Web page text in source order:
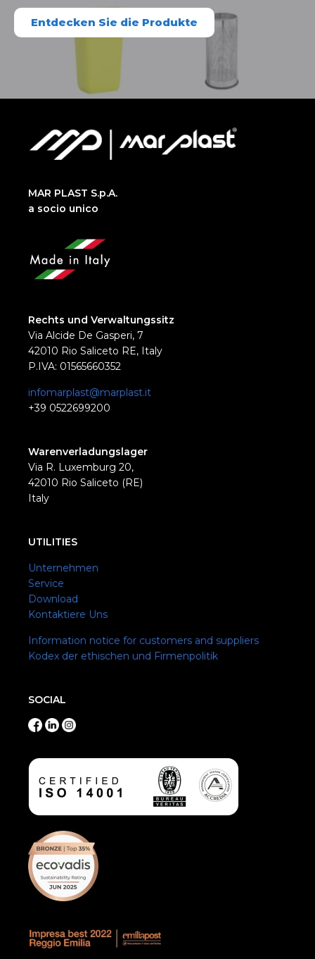
Entdecken Sie die Produkte
MAR PLAST S.p.A.
a socio unico
Rechts und Verwaltungssitz
Via Alcide De Gasperi, 7
42010 Rio Saliceto RE, Italy
P.IVA: 01565660352
infomarplast@marplast.it
+39 0522699200
Warenverladungslager
Via R. Luxemburg 20,
42010 Rio Saliceto (RE)
Italy
UTILITIES
Unternehmen
Service
Download
Kontaktiere Uns
Information notice for customers and suppliers
Kodex der ethischen und Firmenpolitik
SOCIAL